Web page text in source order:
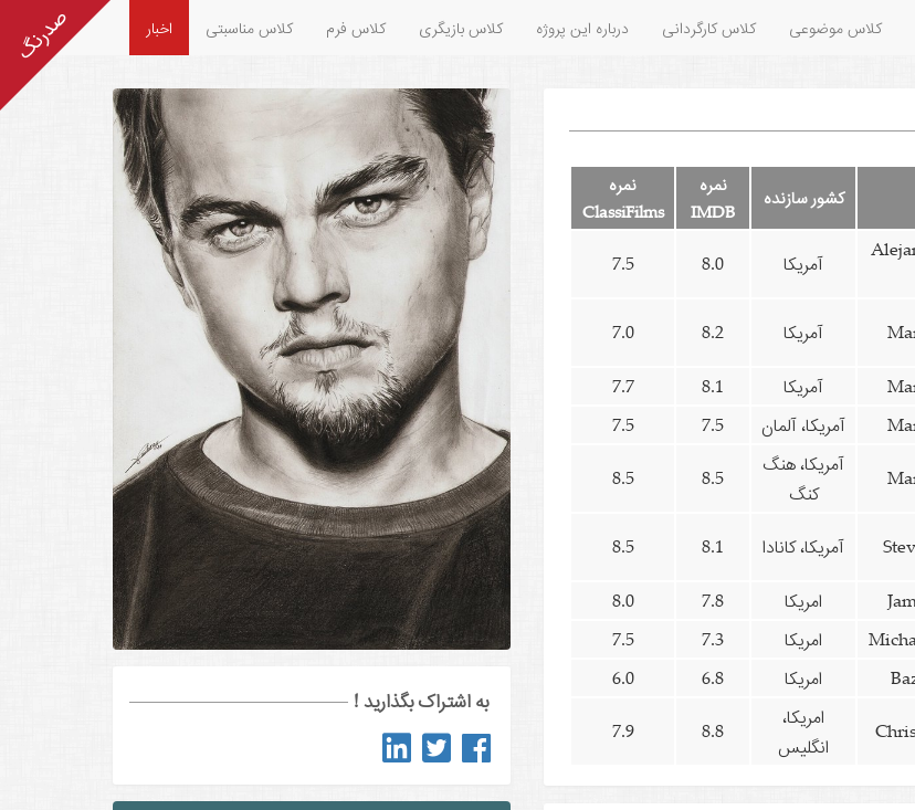
کلاس موضوعی کلاس کارگردانی درباره این پروژه کلاس بازیگری کلاس فرم کلاس مناسبتی اخبار
کشور سازنده
نمره
IMDB
نمره
ClassiFilms
آمریکا 8.0
7.5
آمریکا 8.2
7.0
آمریکا 8.1
7.7
آمریکا، آلمان 7.5
7.5
آمریکا، هنگ
کنگ
8.5
8.5
آمریکا، کانادا 8.1
8.5
امریکا 7.8
8.0
امریکا 7.3
7.5
امریکا 6.8
6.0
امریکا،
انگلیس
8.8
7.9
به اشتراک بگذارید !